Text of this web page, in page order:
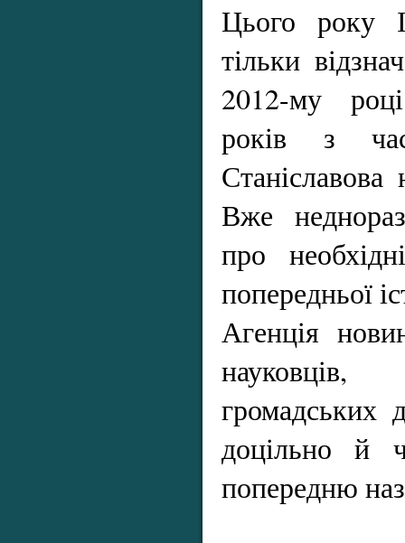
Цього року
тільки
2012-му
років з
Станіславова
Вже
про
попередньої
Агенція
громадських
доцільно й
попередню